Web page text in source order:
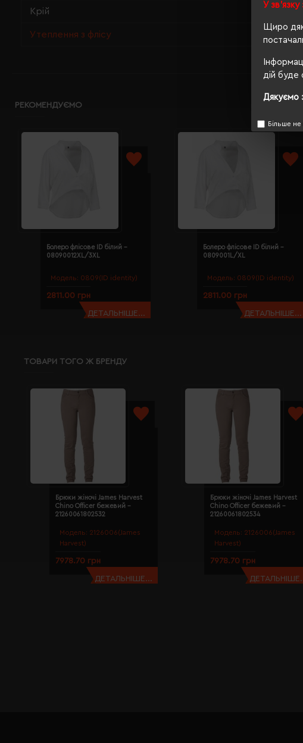
У зв'язку
Щиро
дій буде
Дякуємо
Більше не
Крій
Утеплення з флісу
РЕКОМЕНДУЄМО
Модель: 0809(ID identity)
Болеро флісове ID білий -
08090012XL/3XL
2811.00 грн
ДЕТАЛЬНІШЕ...
Модель: 0809(ID identity)
Болеро флісове ID білий -
0809001L/XL
2811.00 грн
ДЕТАЛЬНІШЕ...
ТОВАРИ ТОГО Ж БРЕНДУ
Модель: 2126006(James
Harvest)
Брюки жіночі James Harvest
Chino Officer бежевий -
21260061802532
7978.70 грн
ДЕТАЛЬНІШЕ...
Модель: 2126006(James
Harvest)
Брюки жіночі James Harvest
Chino Officer бежевий -
21260061802534
7978.70 грн